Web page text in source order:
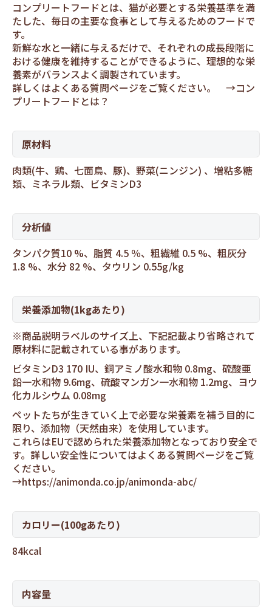
コンプリートフードとは、猫が必要とする栄養基準を満
たした、毎日の主要な食事として与えるためのフードで
す。
新鮮な水と一緒に与えるだけで、それぞれの成長段階に
おける健康を維持することができるように、理想的な栄
養素がバランスよく調製されています。
詳しくはよくある質問ページをご覧ください。 →コン
プリートフードとは？
原材料
肉類(牛、鶏、七面鳥、豚)、野菜(ニンジン) 、増粘多糖
類、ミネラル類、ビタミンD3
分析値
タンパク質10 %、脂質 4.5 ％、粗繊維 0.5 %、粗灰分
1.8 %、水分 82 %、タウリン 0.55g/kg
栄養添加物(1kgあたり)
※商品説明ラベルのサイズ上、下記記載より省略されて
原材料に記載されている事があります。
ビタミンD3 170 IU、銅アミノ酸水和物 0.8mg、硫酸亜
鉛一水和物 9.6mg、硫酸マンガン一水和物 1.2mg、ヨウ
化カルシウム 0.08mg
ペットたちが生きていく上で必要な栄養素を補う目的に
限り、添加物（天然由来）を使用しています。
これらはEUで認められた栄養添加物となっており安全で
す。詳しい安全性についてはよくある質問ページをご覧
ください。
→https://animonda.co.jp/animonda-abc/
カロリー(100gあたり)
84kcal
内容量